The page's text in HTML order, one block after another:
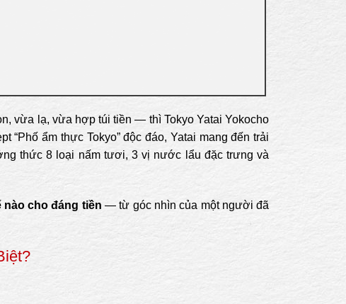
vừa lạ, vừa hợp túi tiền — thì Tokyo Yatai Yokocho
“Phố ẩm thực Tokyo” độc đáo, Yatai mang đến trải
thức 8 loại nấm tươi, 3 vị nước lẩu đặc trưng và
nào cho đáng tiền — từ góc nhìn của một người đã